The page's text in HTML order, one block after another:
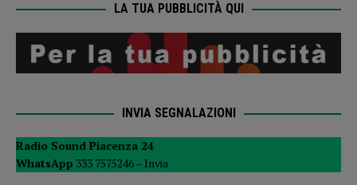
LA TUA PUBBLICITÀ QUI
INVIA SEGNALAZIONI
Radio Sound Piacenza 24
WhatsApp 333 7575246 – Invia